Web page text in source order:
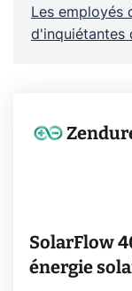
Les employés
d'inquiétantes
SolarFlow
énergie